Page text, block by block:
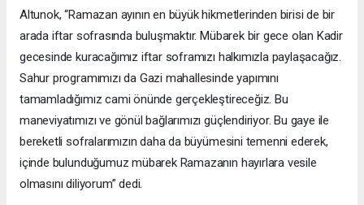
Altunok, “Ramazan ayının en büyük hikmetlerinden birisi de bir
arada iftar sofrasında buluşmaktır. Mübarek bir gece olan Kadir
gecesinde kuracağımız iftar soframızı halkımızla paylaşacağız.
Sahur programımızı da Gazi mahallesinde yapımını
tamamladığımız cami önünde gerçekleştireceğiz. Bu
maneviyatımızı ve gönül bağlarımızı güçlendiriyor. Bu gaye ile
bereketli sofralarımızın daha da büyümesini temenni ederek,
içinde bulunduğumuz mübarek Ramazanın hayırlara vesile
olmasını diliyorum” dedi.